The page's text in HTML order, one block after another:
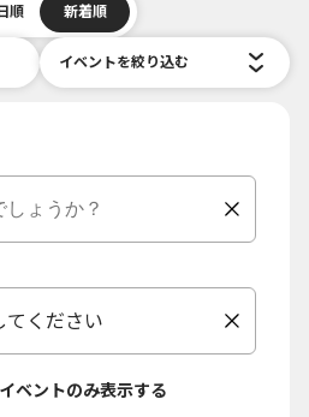
順 新着順
イベントを絞り込む
てください
ベントのみ表示する